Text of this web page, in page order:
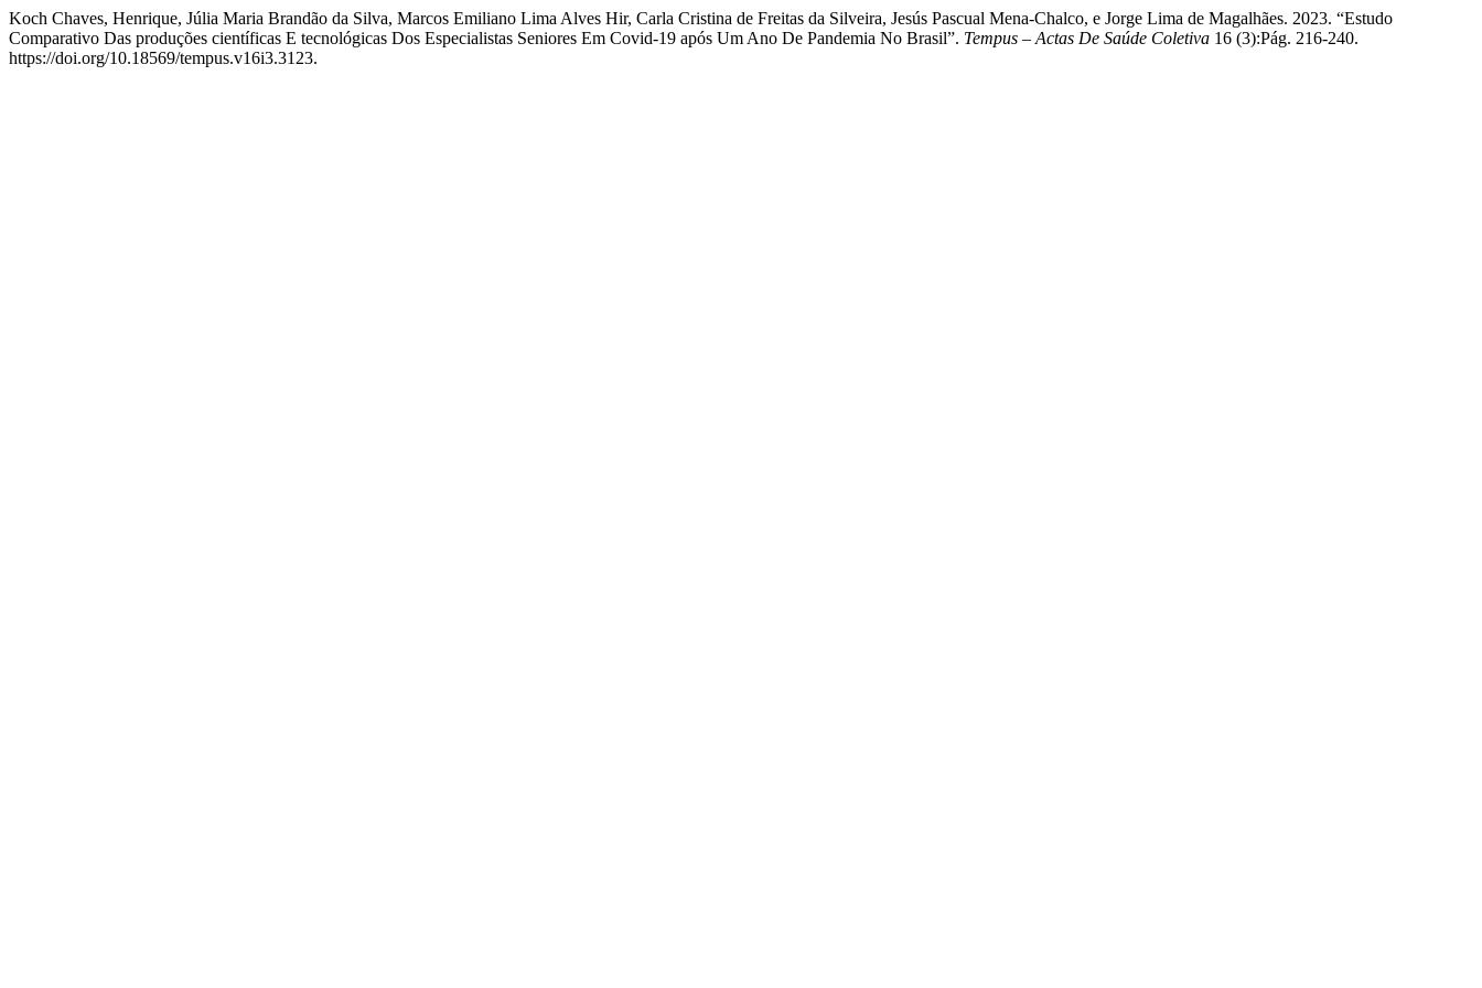
Koch Chaves, Henrique, Júlia Maria Brandão da Silva, Marcos Emiliano Lima Alves Hir, Carla Cristina de Freitas da Silveira, Jesús Pascual Mena-Chalco, e Jorge Lima de Magalhães. 2023. “Estudo
Comparativo Das produções científicas E tecnológicas Dos Especialistas Seniores Em Covid-19 após Um Ano De Pandemia No Brasil”. Tempus – Actas De Saúde Coletiva 16 (3):Pág. 216-240.
https://doi.org/10.18569/tempus.v16i3.3123.